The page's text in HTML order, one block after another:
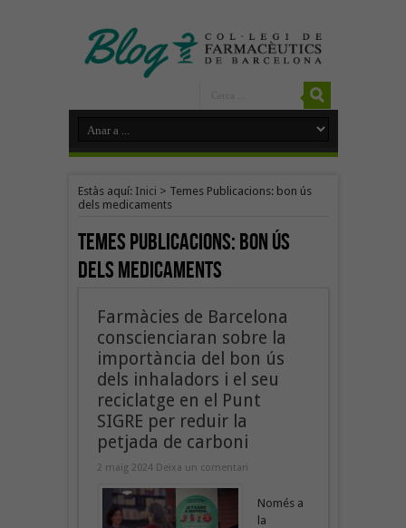
Estàs aquí: Inici > Temes Publicacions: bon ús
dels medicaments
Temes Publicacions:bon ús
dels medicaments
Farmàcies de Barcelona
conscienciaran sobre la
importància del bon ús
dels inhaladors i el seu
reciclatge en el Punt
SIGRE per reduir la
petjada de carboni
2 maig 2024 Deixa un comentari
Només a
la